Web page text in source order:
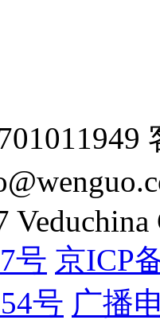
号 京ICP
号 广播